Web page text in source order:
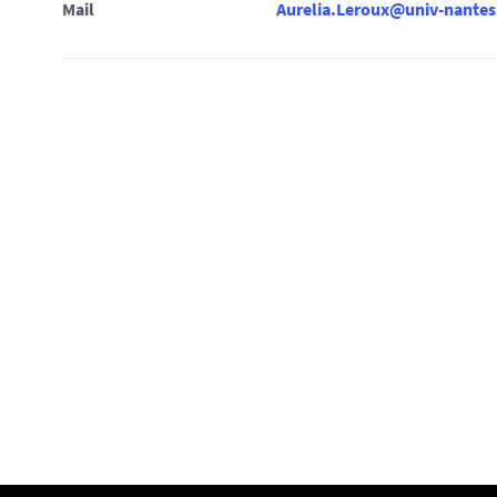
Mail Aurelia.Leroux@univ-